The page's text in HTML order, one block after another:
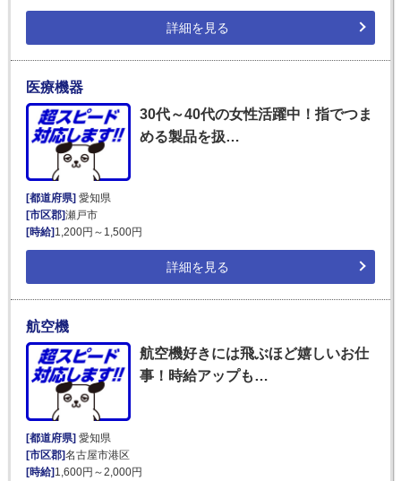
詳細を見る
医療機器
30代～40代の女性活躍中！指でつま
める製品を扱…
[都道府県] 愛知県
[市区郡]瀬戸市
[時給] 1,200円～1,500円
詳細を見る
航空機
航空機好きには飛ぶほど嬉しいお仕
事！時給アップも…
[都道府県] 愛知県
[市区郡]名古屋市港区
[時給] 1,600円～2,000円